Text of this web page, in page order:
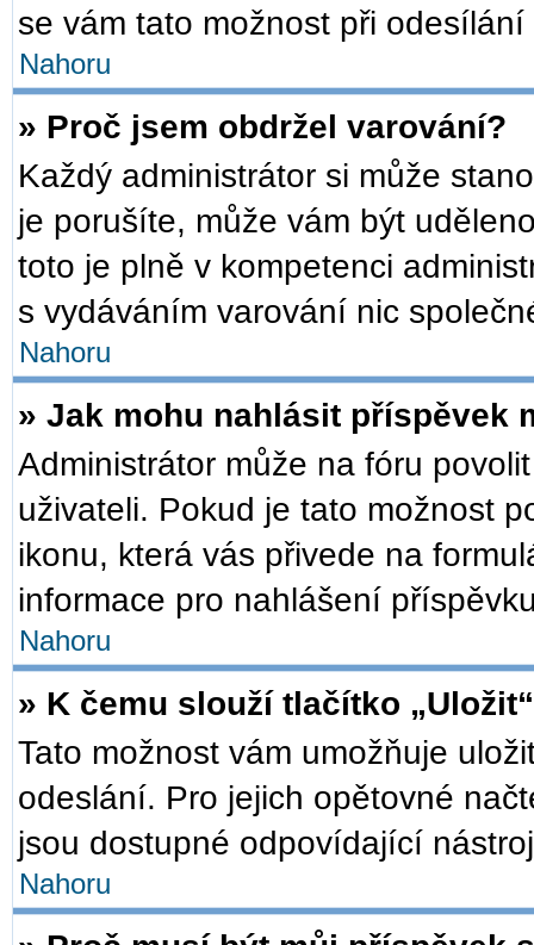
se vám tato možnost při
Nahoru
» Proč jsem obdržel varování?
Každý administrátor si může
je porušíte, může vám být
toto je plně v kompetenci
s vydáváním varování nic
Nahoru
» Jak mohu nahlásit příspěvek
Administrátor může na fóru
uživateli. Pokud je tato možnost
ikonu, která vás přivede na
informace pro nahlášení
Nahoru
» K čemu slouží tlačítko
Tato možnost vám umožňuje
odeslání. Pro jejich opětovné
jsou dostupné odpovídající
Nahoru